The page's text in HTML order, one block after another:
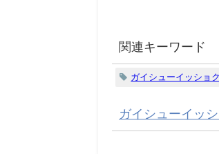
関連キーワード
ガイシューイッショク
ガイシューイッ